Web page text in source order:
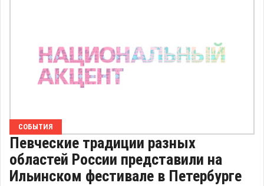
СОБЫТИЯ
Певческие традиции разных
областей России представили на
Ильинском фестивале в Петербурге